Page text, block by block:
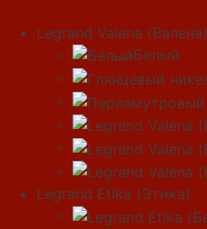
Legrand Valena (Валена)
Белый
Legrand Etika (Этика)